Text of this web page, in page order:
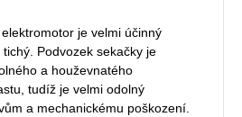
je velmi účinný
Podvozek sekačky je
a houževnatého
tudíž je velmi odolný
a mechanickému poškození.